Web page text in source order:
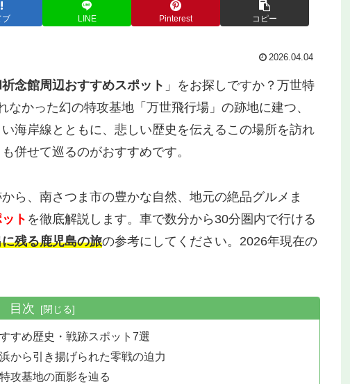
ブ LINE Pinterest コピー
2026.04.04
念館周辺おすすめスポット 」をお探しですか？万世特
かった幻の特攻基地「万世飛行場」の跡地に建つ、
海岸線とともに、悲しい歴史を伝えるこの場所を訪れ
併せて巡るのがおすすめです。
ら、南さつま市の豊かな自然、地元の絶品グルメま
ト を徹底解説します。車で数分から30分圏内で行ける
残る鹿児島の旅の参考にしてください。2026年現在の
目次
すめ歴史・戦跡スポット7選
から引き揚げられた零戦の迫力
攻基地の面影を辿る